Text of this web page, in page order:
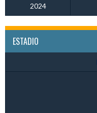
2024
ESTADIO